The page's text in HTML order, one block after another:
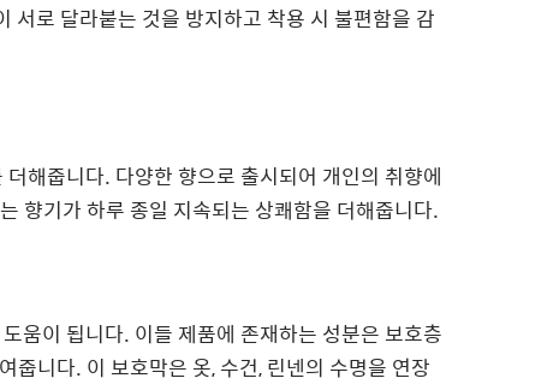
서로 달라붙는 것을 방지하고 착용 시 불편함을 감
해줍니다. 다양한 향으로 출시되어 개인의 취향에
향기가 하루 종일 지속되는 상쾌함을 더해줍니다.
움이 됩니다. 이들 제품에 존재하는 성분은 보호층
줍니다. 이 보호막은 옷, 수건, 린넨의 수명을 연장